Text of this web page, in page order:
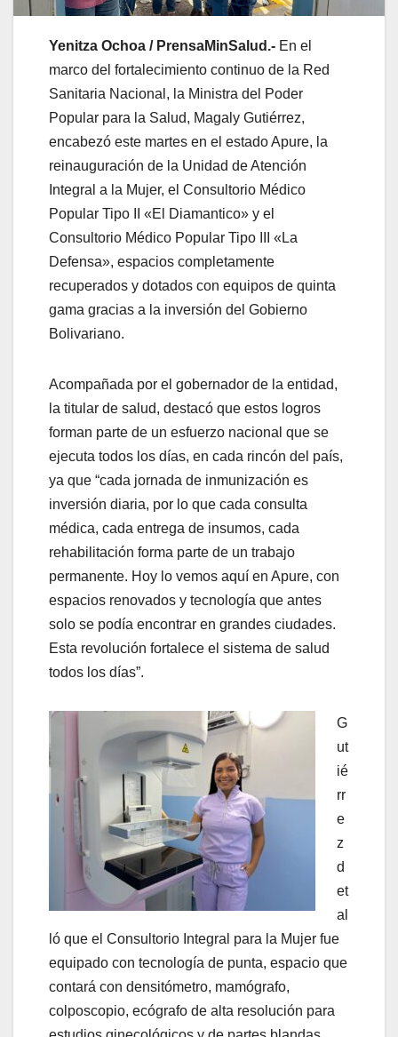
Yenitza Ochoa / PrensaMinSalud.- En el
marco del fortalecimiento continuo de la Red
Sanitaria Nacional, la Ministra del Poder
Popular para la Salud, Magaly Gutiérrez,
encabezó este martes en el estado Apure, la
reinauguración de la Unidad de Atención
Integral a la Mujer, el Consultorio Médico
Popular Tipo II «El Diamantico» y el
Consultorio Médico Popular Tipo III «La
Defensa», espacios completamente
recuperados y dotados con equipos de quinta
gama gracias a la inversión del Gobierno
Bolivariano.
Acompañada por el gobernador de la entidad,
la titular de salud, destacó que estos logros
forman parte de un esfuerzo nacional que se
ejecuta todos los días, en cada rincón del país,
ya que “cada jornada de inmunización es
inversión diaria, por lo que cada consulta
médica, cada entrega de insumos, cada
rehabilitación forma parte de un trabajo
permanente. Hoy lo vemos aquí en Apure, con
espacios renovados y tecnología que antes
solo se podía encontrar en grandes ciudades.
Esta revolución fortalece el sistema de salud
todos los días”.
G
ut
ié
rr
e
z
d
et
al
ló que el Consultorio Integral para la Mujer fue
equipado con tecnología de punta, espacio que
contará con densitómetro, mamógrafo,
colposcopio, ecógrafo de alta resolución para